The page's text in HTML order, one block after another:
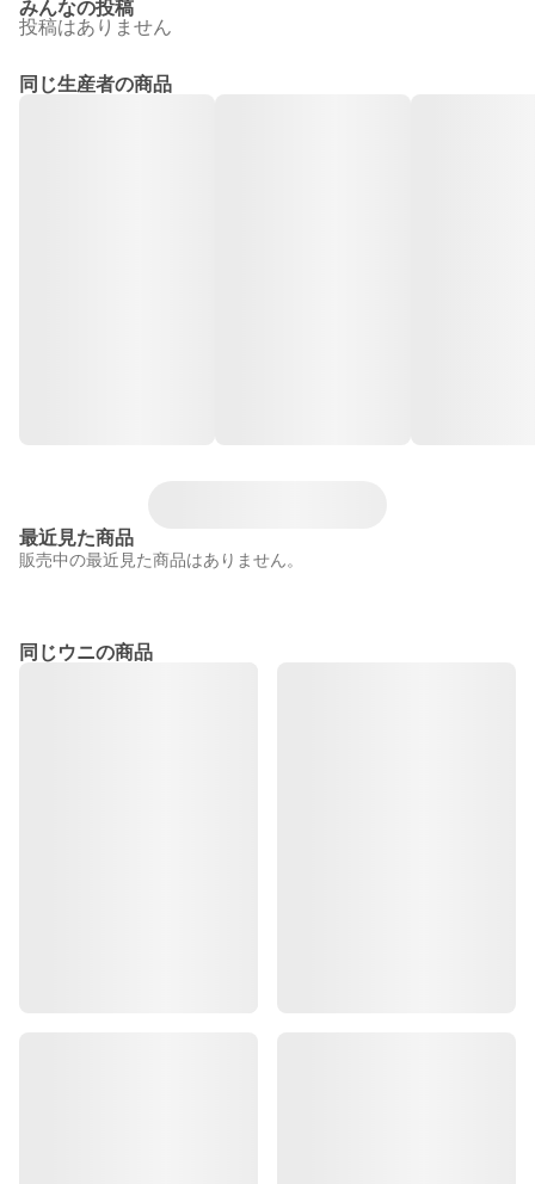
みんなの投稿
投稿はありません
同じ生産者の商品
最近見た商品
販売中の最近見た商品はありません。
同じウニの商品